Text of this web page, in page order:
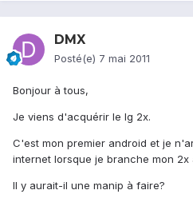
DMX
Posté(e) 7 mai 2011
Bonjour à tous,
Je viens d'acquérir le lg 2x.
C'est mon premier android et je
internet lorsque je branche mon 2x
Il y aurait-il une manip à faire?